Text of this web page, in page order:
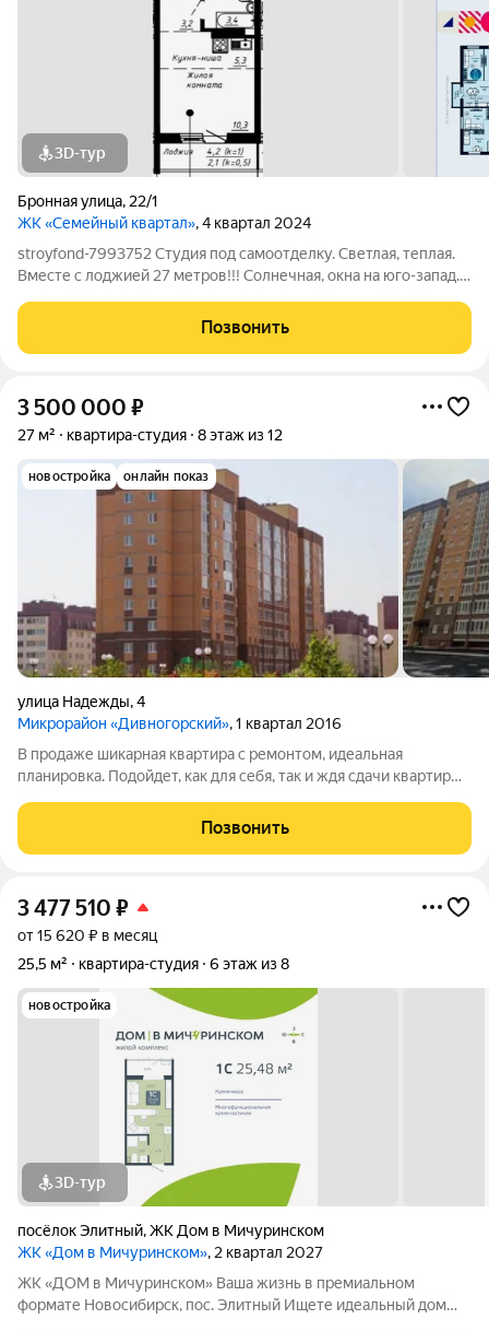
3D-тур
Бронная улица, 22/1
ЖК «Семейный квартал», 4 квартал 2024
stroyfond-7993752 Студия под самоотделку. Светлая, теплая.
Вместе с лоджией 27 метров!!! Солнечная, окна на юго-запад.
уже отремонтированы. Шума строительных работ от соседей
практически нет. ЖК
Позвонить
3 500 000 ₽
27 м² квартира-студия 8 этаж из 12
новостройка онлайн показ
улица Надежды,4
Микрорайон «Дивногорский», 1 квартал 2016
В продаже шикарная квартира с ремонтом, идеальная
планировка. Подойдет, как для себя, так и ждя сдачи квартиры
Позвонить
3 477 510 ₽
от 15 620 ₽ в месяц
25,5 м²
квартира-студия 6 этаж из 8
новостройка
3D-тур
посёлок Элитный,ЖК Дом в Мичуринском
ЖК «Дом в Мичуринском», 2 квартал 2027
ЖК «ДОМ в Мичуринском» Ваша жизнь в премиальном
формате Новосибирск, пос. Элитный Ищете идеальный дом